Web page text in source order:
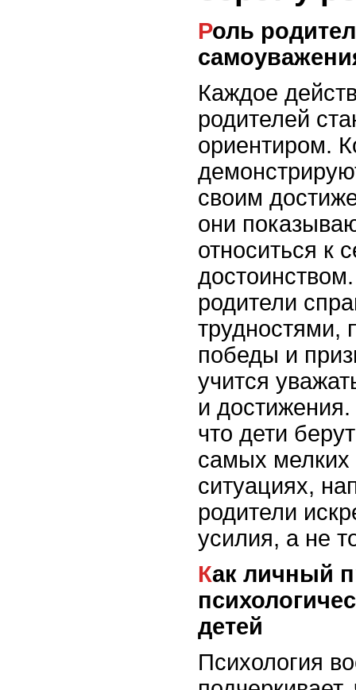
Роль родителей в воспитании
Каждое
родителей
ориентиром.
своим
они
относиться к
родители
трудностями,
победы и
учится
и
что дети
самых мелких
ситуациях,
родители
усилия, а не
Как личный пример влияет на
детей
Психология